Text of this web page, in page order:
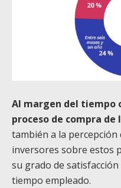
Al margen del tiempo
proceso de compra de
también a la
inversores sobre estos
su grado de
tiempo empleado.